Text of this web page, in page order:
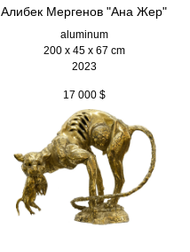
Алибек Мергенов "Ана Жер"
aluminum
200 х 45 х 67 cm
2023
17 000 $